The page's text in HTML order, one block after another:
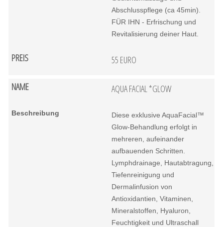
Abschlusspflege (ca 45min).
FÜR IHN - Erfrischung und
Revitalisierung deiner Haut.
55 EURO
AQUA FACIAL *GLOW
Diese exklusive AquaFacial™
Glow-Behandlung erfolgt in
mehreren, aufeinander
aufbauenden Schritten.
Lymphdrainage, Hautabtragung,
Tiefenreinigung und
Dermalinfusion von
Antioxidantien, Vitaminen,
Mineralstoffen, Hyaluron,
Feuchtigkeit und Ultraschall